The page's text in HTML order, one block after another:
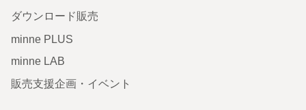
ダウンロード販売
minne PLUS
minne LAB
販売支援企画・イベント